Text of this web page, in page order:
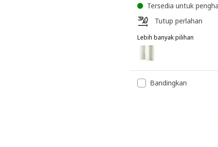
Tersedia untuk
Tutup perlahan
Lebih banyak pilihan
PAX / FORSAND
Pilihan: PAX /
Pilihan: PAX /
Pilihan: PAX /
Bandingkan